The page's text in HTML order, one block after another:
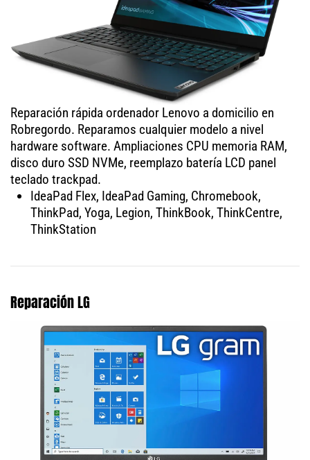
Reparación rápida ordenador Lenovo a domicilio en
Robregordo. Reparamos cualquier modelo a nivel
hardware software. Ampliaciones CPU memoria RAM,
disco duro SSD NVMe, reemplazo batería LCD panel
teclado trackpad.
IdeaPad Flex, IdeaPad Gaming, Chromebook,
ThinkPad, Yoga, Legion, ThinkBook, ThinkCentre,
ThinkStation
Reparación LG